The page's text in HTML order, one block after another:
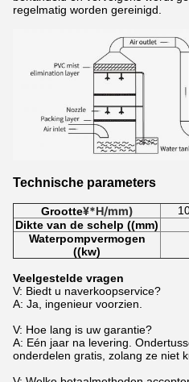
regelmatig worden gereinigd.
Technische parameters
Grootte¥*H/mm)
Dikte van de schelp ((mm)
Waterpompvermogen
((kw)
Veelgestelde vragen
V: Biedt u naverkoopservice?
A: Ja, ingenieur voorzien.
V: Hoe lang is uw garantie?
A: Eén jaar na levering.
onderdelen gratis, zolang ze niet